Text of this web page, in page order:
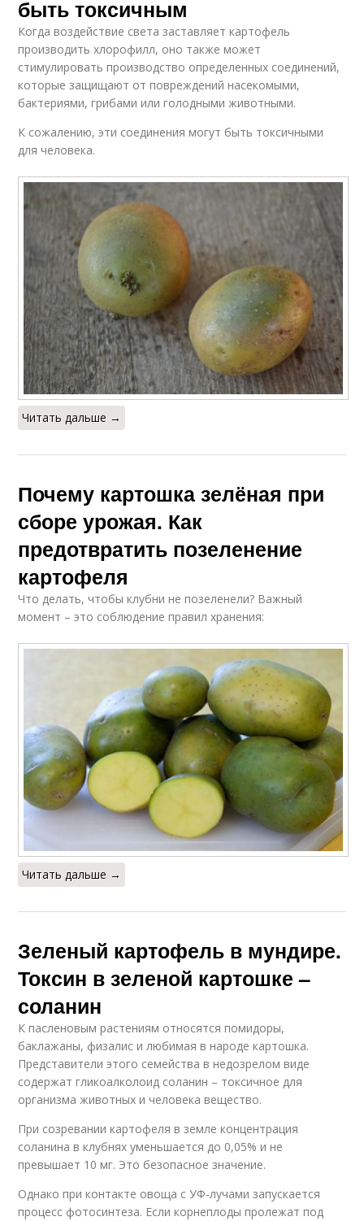
быть токсичным
Когда воздействие света заставляет картофель
производить хлорофилл, оно также может
стимулировать производство определенных соединений,
которые защищают от повреждений насекомыми,
бактериями, грибами или голодными животными.
К сожалению, эти соединения могут быть токсичными
для человека.
Читать дальше →
Почему картошка зелёная при
сборе урожая. Как
предотвратить позеленение
картофеля
Что делать, чтобы клубни не позеленели? Важный
момент – это соблюдение правил хранения:
Читать дальше →
Зеленый картофель в мундире.
Токсин в зеленой картошке –
соланин
К пасленовым растениям относятся помидоры,
баклажаны, физалис и любимая в народе картошка.
Представители этого семейства в недозрелом виде
содержат гликоалколоид соланин – токсичное для
организма животных и человека вещество.
При созревании картофеля в земле концентрация
соланина в клубнях уменьшается до 0,05% и не
превышает 10 мг. Это безопасное значение.
Однако при контакте овоща с УФ-лучами запускается
процесс фотосинтеза. Если корнеплоды пролежат под